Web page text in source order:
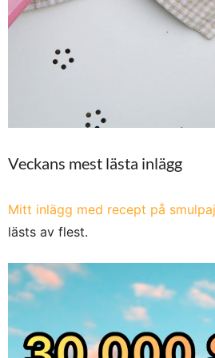
Veckans mest lästa inlägg
Mitt inlägg med recept på
lästs av flest.